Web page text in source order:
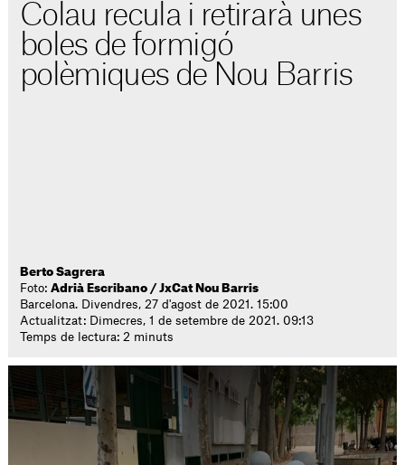
Colau recula i retirarà unes
boles de formigó
polèmiques de Nou Barris
Berto Sagrera
Foto:Adrià Escribano / JxCat Nou Barris
Barcelona. Divendres, 27 d'agost de 2021. 15:00
Actualitzat: Dimecres, 1 de setembre de 2021. 09:13
Temps de lectura: 2 minuts